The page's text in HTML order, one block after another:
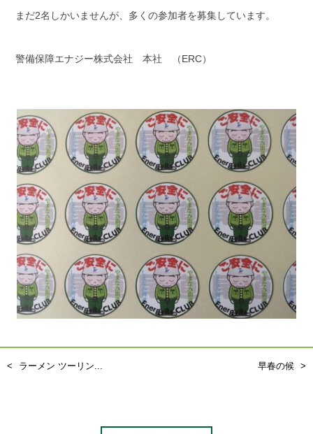
まだ2名しかいませんが、多くの参加者を募集しています。
警備保障エナジー株式会社 本社 （ERC）
ラーメン ツーリン... 早春の候